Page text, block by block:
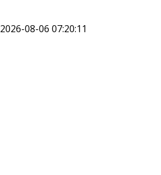
2026-08-06 07:20:11